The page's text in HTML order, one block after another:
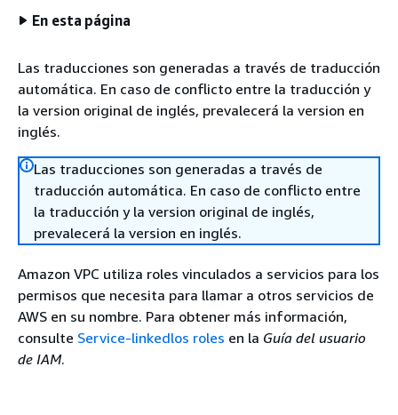
En esta página
Las traducciones son generadas a través de traducción
automática. En caso de conflicto entre la traducción y
la version original de inglés, prevalecerá la version en
inglés.
Las traducciones son generadas a través de
traducción automática. En caso de conflicto entre
la traducción y la version original de inglés,
prevalecerá la version en inglés.
Amazon VPC utiliza roles vinculados a servicios para los
permisos que necesita para llamar a otros servicios de
AWS en su nombre. Para obtener más información,
consulte Service-linkedlos roles en la Guía del usuario
de IAM.